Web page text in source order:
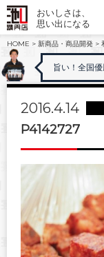
おいしさは、
思い出になる
HOME > 新商品・商品開発 >
旨い！全国
2016.4.14
P4142727